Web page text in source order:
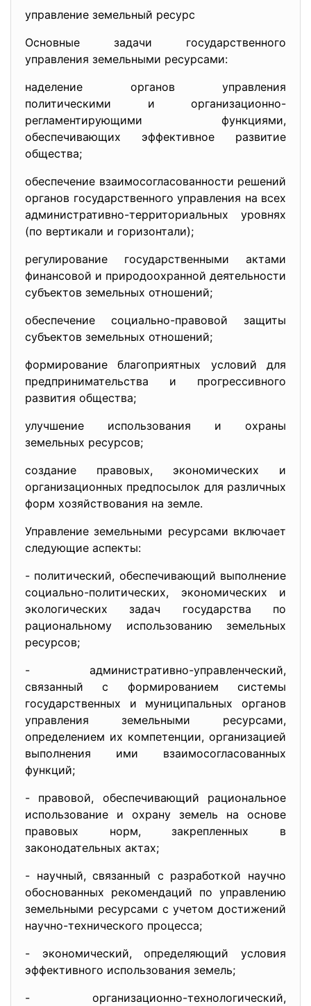
управление земельный ресурс
Основные задачи государственного
управления земельными ресурсами:
наделение органов управления
политическими и организационно-
регламентирующими функциями,
обеспечивающих эффективное развитие
общества;
обеспечение взаимосогласованности решений
органов государственного управления на всех
административно-территориальных уровнях
(по вертикали и горизонтали);
регулирование государственными актами
финансовой и природоохранной деятельности
субъектов земельных отношений;
обеспечение социально-правовой защиты
субъектов земельных отношений;
формирование благоприятных условий для
предпринимательства и прогрессивного
развития общества;
улучшение использования и охраны
земельных ресурсов;
создание правовых, экономических и
организационных предпосылок для различных
форм хозяйствования на земле.
Управление земельными ресурсами включает
следующие аспекты:
- политический, обеспечивающий выполнение
социально-политических, экономических и
экологических задач государства по
рациональному использованию земельных
ресурсов;
- административно-управленческий,
связанный с формированием системы
государственных и муниципальных органов
управления земельными ресурсами,
определением их компетенции, организацией
выполнения ими взаимосогласованных
функций;
- правовой, обеспечивающий рациональное
использование и охрану земель на основе
правовых норм, закрепленных в
законодательных актах;
- научный, связанный с разработкой научно
обоснованных рекомендаций по управлению
земельными ресурсами с учетом достижений
научно-технического процесса;
- экономический, определяющий условия
эффективного использования земель;
- организационно-технологический,